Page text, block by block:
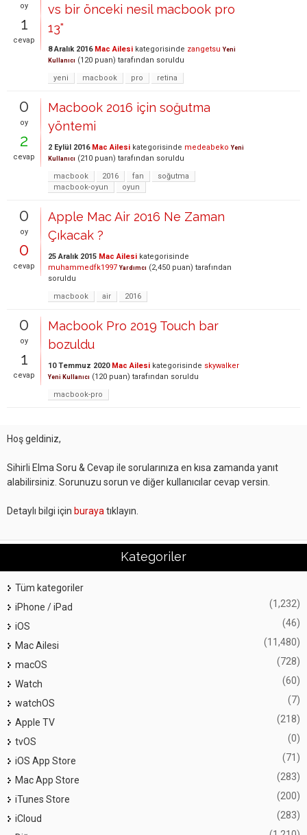
oy
1
cevap
vs bir önceki nesil macbook pro
13"
8 Aralık 2016 Mac Ailesi kategorisinde zangetsu Yeni
Kullanıcı (120 puan) tarafından soruldu
yeni
macbook pro retina
0
oy
2
cevap
Macbook 2016 için soğutma
yöntemi
2 Eylül 2016 Mac Ailesi kategorisinde medeabeko Yeni
Kullanıcı (210 puan) tarafından soruldu
macbook
2016 fan
soğutma
macbook-oyun
oyun
0
oy
0
cevap
Apple Mac Air 2016 Ne Zaman
Çıkacak ?
25 Aralık 2015 Mac Ailesi kategorisinde
muhammedfk1997 Yardımcı (2,450 puan) tarafından
soruldu
macbook
air 2016
0
oy
1
cevap
Macbook Pro 2019 Touch bar
bozuldu
10 Temmuz 2020 Mac Ailesi kategorisinde skywalker
Yeni Kullanıcı (120 puan) tarafından soruldu
macbook-pro
Hoş geldiniz,
Sihirli Elma Soru & Cevap ile sorularınıza en kısa zamanda yanıt
alabilirsiniz. Sorunuzu sorun ve diğer kullanıcılar cevap versin.
Detaylı bilgi için buraya tıklayın.
Kategoriler
Tüm kategoriler
iPhone / iPad
(1,232)
iOS (46)
Mac Ailesi (11,480)
macOS (728)
Watch (60)
watchOS (7)
Apple TV (218)
tvOS (0)
iOS App Store (71)
Mac App Store (283)
iTunes Store (200)
iCloud (283)